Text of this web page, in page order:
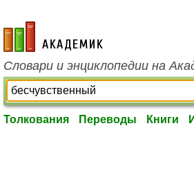
academic.ru
Словари и энциклопедии на
Толкования Переводы Книги